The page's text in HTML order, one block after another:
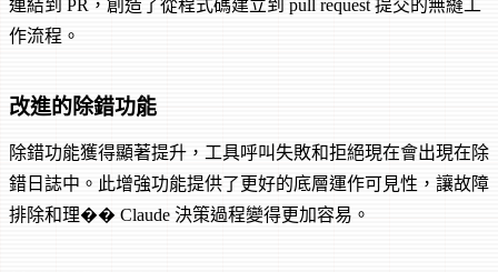
連結到 PR，創造了從程式碼建立到 pull request 提交的無縫工
作流程。
改進的除錯功能
除錯功能獲得顯著提升，工具呼叫失敗和拒絕現在會出現在除
錯日誌中。此增強功能提供了更好的底層運作可見性，讓故障
排除和理�� Claude 決策過程變得更加容易。